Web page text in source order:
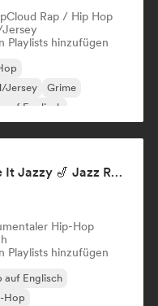
Cloud Rap / Hip Hop
Playlists hinzufügen
Jersey
Grime
auf Englisch
Boom Bap, But Make It Jazzy 🎷 Jazz Rap, Underground & Conscious Hip-Hop
Hip-Hop
Playlists hinzufügen
auf Englisch
Hop